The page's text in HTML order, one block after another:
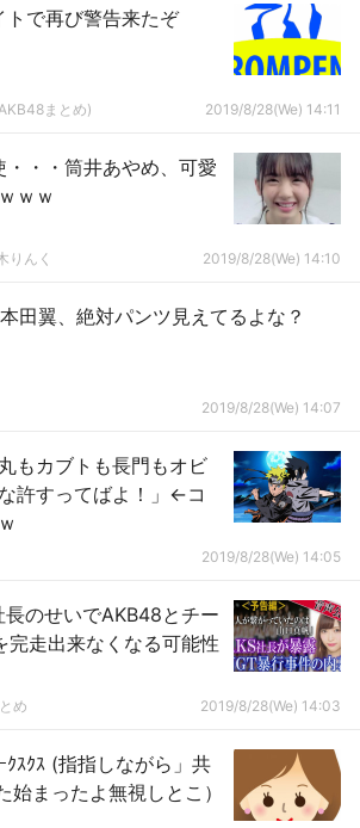
トで再び警告来たぞ
まとめ) 2019/8/28(We) 14:11
・・・筒井あやめ、可愛
ｗｗ
りんく 2019/8/28(We) 14:10
田翼、絶対パンツ見えてるよな？
2019/8/28(We) 14:07
もカブトも長門もオビ
許すってばよ！」←コ
2019/8/28(We) 14:05
長のせいでAKB48とチー
完走出来なくなる可能性
め 2019/8/28(We) 14:03
ｸｽｸｽ (指指しながら」共
まったよ無視しとこ）